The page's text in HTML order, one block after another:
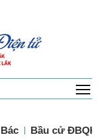
Bầu cử